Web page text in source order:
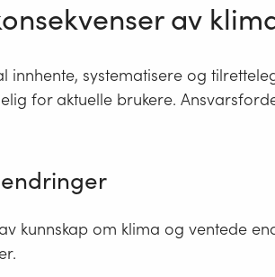
av
innhente, systematisere og
for aktuelle brukere.
kunnskap om klima og ventede